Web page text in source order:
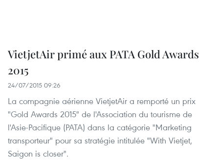
VietjetAir primé aux PATA Gold Awards
2015
24/07/2015 09:26
La compagnie aérienne VietjetAir a remporté un prix
"Gold Awards 2015" de l'Association du tourisme de
l'Asie-Pacifique (PATA) dans la catégorie "Marketing
transporteur" pour sa stratégie intitulée "With Vietjet,
Saigon is closer".